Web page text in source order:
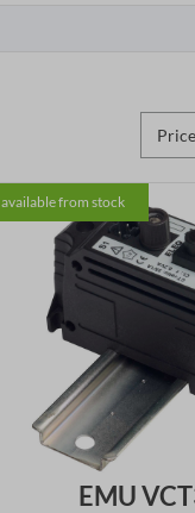
available from stock
EMU